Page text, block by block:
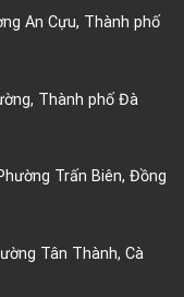
An Cựu, Thành phố
Thành phố Đà
Trấn Biên, Đồng
Tân Thành, Cà